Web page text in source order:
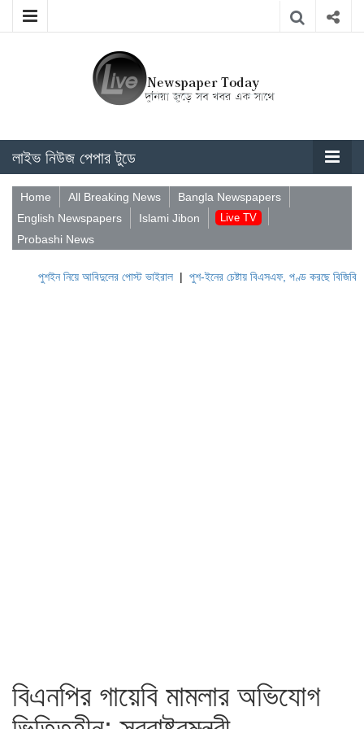
লাইভ নিউজ পেপার টুডে
Home All Breaking News
Bangla Newspapers
English Newspapers
Islami Jibon Live TV
Probashi News
পুশইন নিয়ে আবিদুলের পোস্ট ভাইরাল|পুশ-ইনের চেষ্টায় বিএসএফ, পণ্ড করছে বিজিবি|
বিএনপির গায়েবি মামলার অভিযোগ